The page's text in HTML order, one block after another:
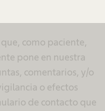
como paciente,
pone en nuestra
comentarios, y/o
o efectos
de contacto que